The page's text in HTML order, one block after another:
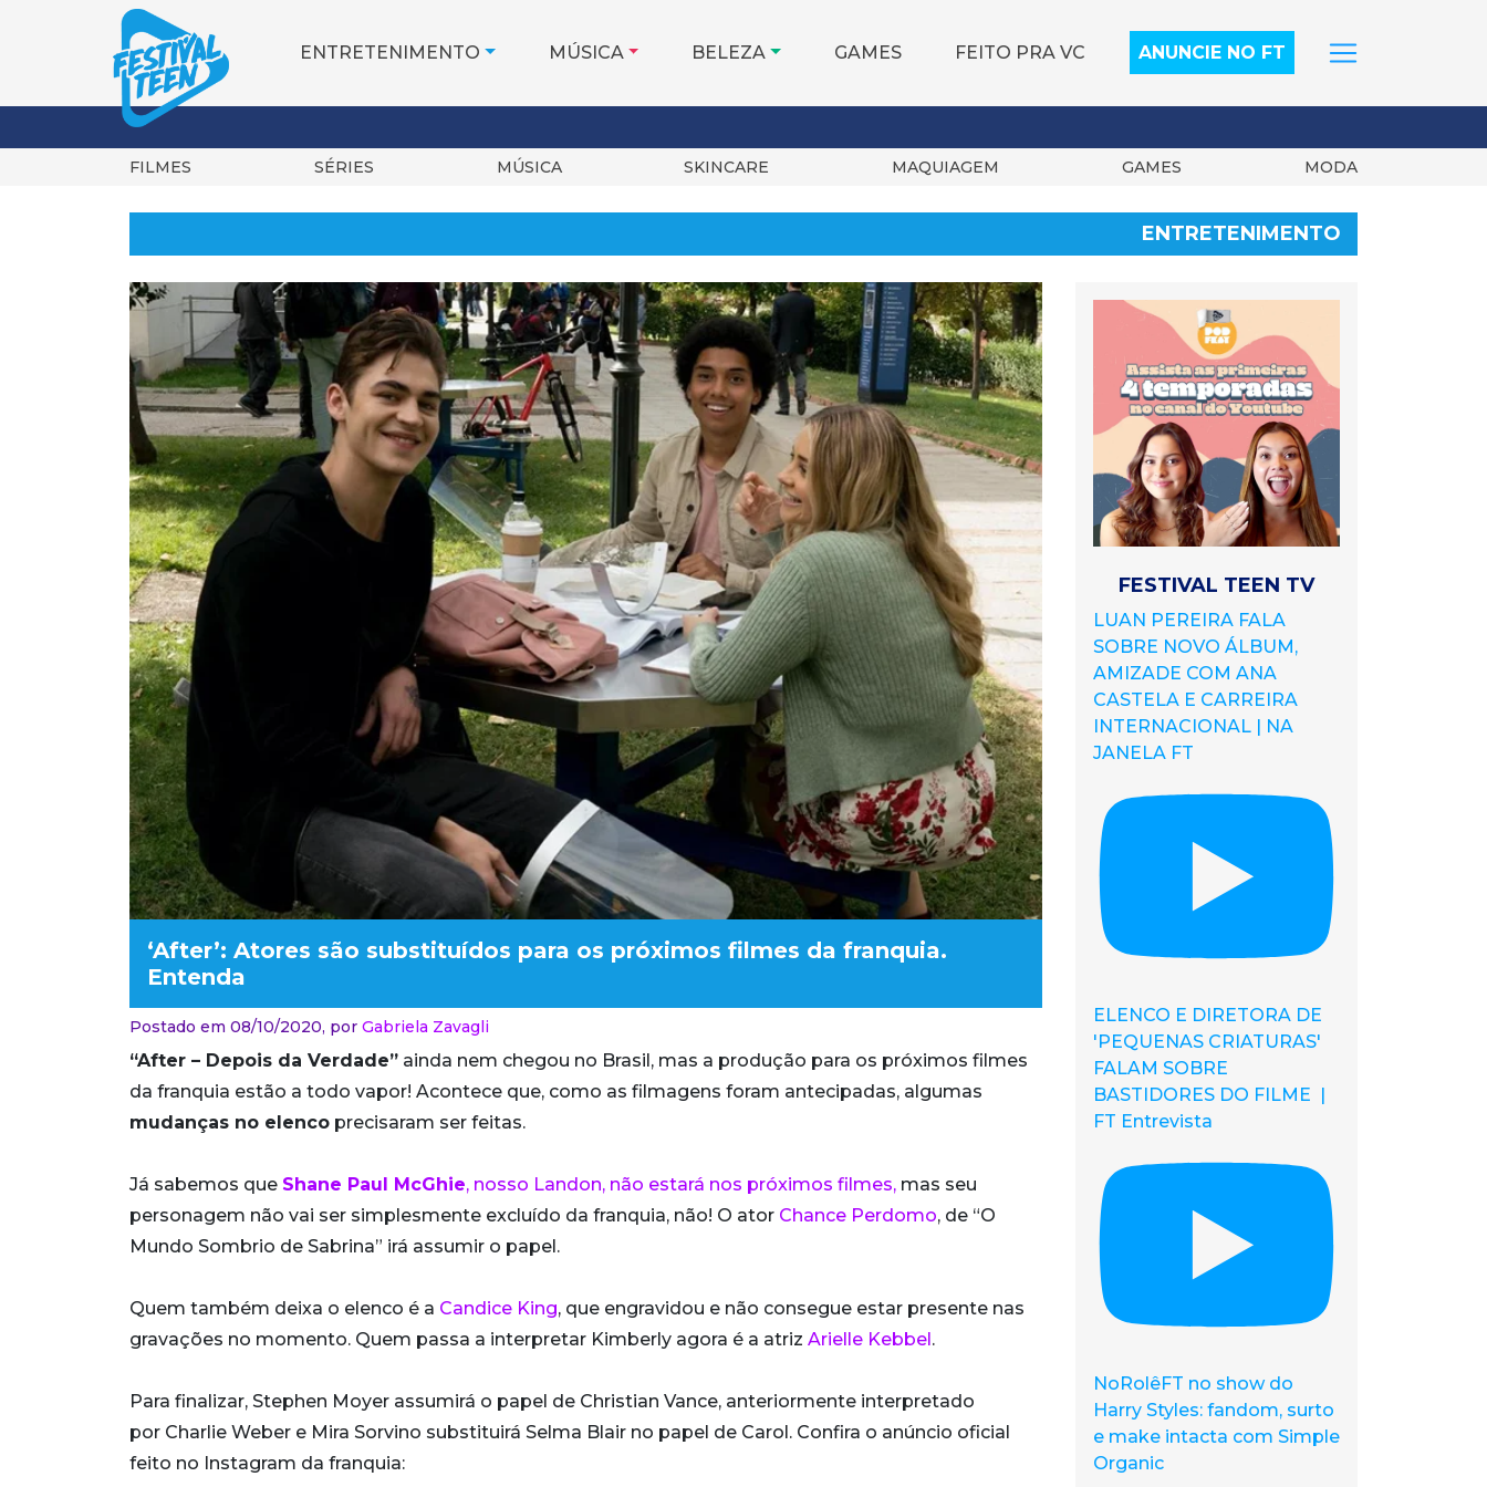
ENTRETENIMENTO MÚSICA BELEZA GAMES FEITO PRA VC ANUNCIE NO FT
FILMES SÉRIES MÚSICA SKINCARE MAQUIAGEM GAMES MODA
ENTRETENIMENTO
‘After’: Atores são substituídos para os próximos filmes da franquia.
Entenda
Postado em 08/10/2020, por Gabriela Zavagli
“After – Depois da Verdade” ainda nem chegou no Brasil, mas a produção para os próximos filmes
da franquia estão a todo vapor! Acontece que, como as filmagens foram antecipadas, algumas
mudanças no elenco precisaram ser feitas.
Já sabemos que Shane Paul McGhie, nosso Landon, não estará nos próximos filmes, mas seu
personagem não vai ser simplesmente excluído da franquia, não! O ator Chance Perdomo, de “O
Mundo Sombrio de Sabrina” irá assumir o papel.
Quem também deixa o elenco é a Candice King, que engravidou e não consegue estar presente nas
gravações no momento. Quem passa a interpretar Kimberly agora é a atriz Arielle Kebbel .
Para finalizar, Stephen Moyer assumirá o papel de Christian Vance, anteriormente interpretado
por Charlie Weber e Mira Sorvino substituirá Selma Blair no papel de Carol. Confira o anúncio oficial
feito no Instagram da franquia:
FESTIVAL TEEN TV
LUAN PEREIRA FALA
SOBRE NOVO ÁLBUM,
AMIZADE COM ANA
CASTELA E CARREIRA
INTERNACIONAL | NA
JANELA FT
ELENCO E DIRETORA DE
'PEQUENAS CRIATURAS'
FALAM SOBRE
BASTIDORES DO FILME |
FT Entrevista
NoRolêFT no show do
Harry Styles: fandom, surto
e make intacta com Simple
Organic